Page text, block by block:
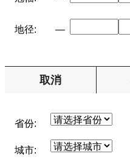
地径: —
取消
省份:
城市: